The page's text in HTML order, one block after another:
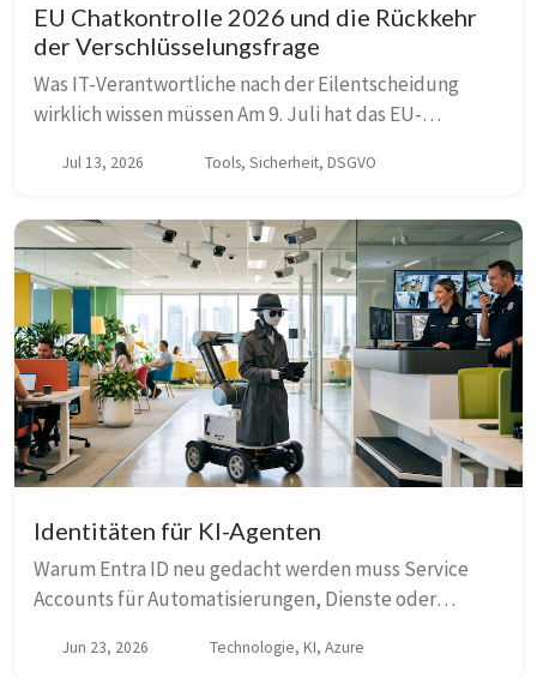
EU Chatkontrolle 2026 und die Rückkehr
der Verschlüsselungsfrage
Was IT-Verantwortliche nach der Eilentscheidung
wirklich wissen müssen Am 9. Juli hat das EU-
abgestimmt, zwei Tage nachdem es mit 314 zu 276
Jul 13, 2026 Tools, Sicherheit, DSGVO
Identitäten für KI-Agenten
Warum Entra ID neu gedacht werden muss Service
Accounts für Automatisierungen, Dienste oder
alles, was kein Mensch ist. Jetzt kommen KI-Agenten
Jun 23, 2026 Technologie, KI, Azure